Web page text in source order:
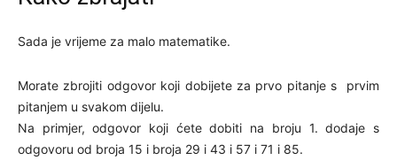
Sada je vrijeme za malo matematike.
Morate zbrojiti odgovor koji dobijete za prvo pitanje s prvim
pitanjem u svakom dijelu.
Na primjer, odgovor koji ćete dobiti na broju 1. dodaje s
odgovoru od broja 15 i broja 29 i 43 i 57 i 71 i 85.